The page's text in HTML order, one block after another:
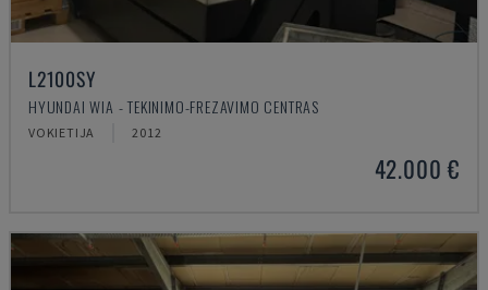
L2100SY
HYUNDAI WIA - TEKINIMO-FREZAVIMO CENTRAS
VOKIETIJA 2012
42.000 €